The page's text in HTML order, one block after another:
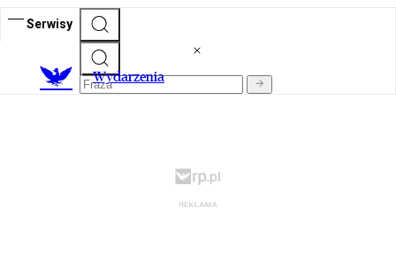
Serwisy
Wydarzenia